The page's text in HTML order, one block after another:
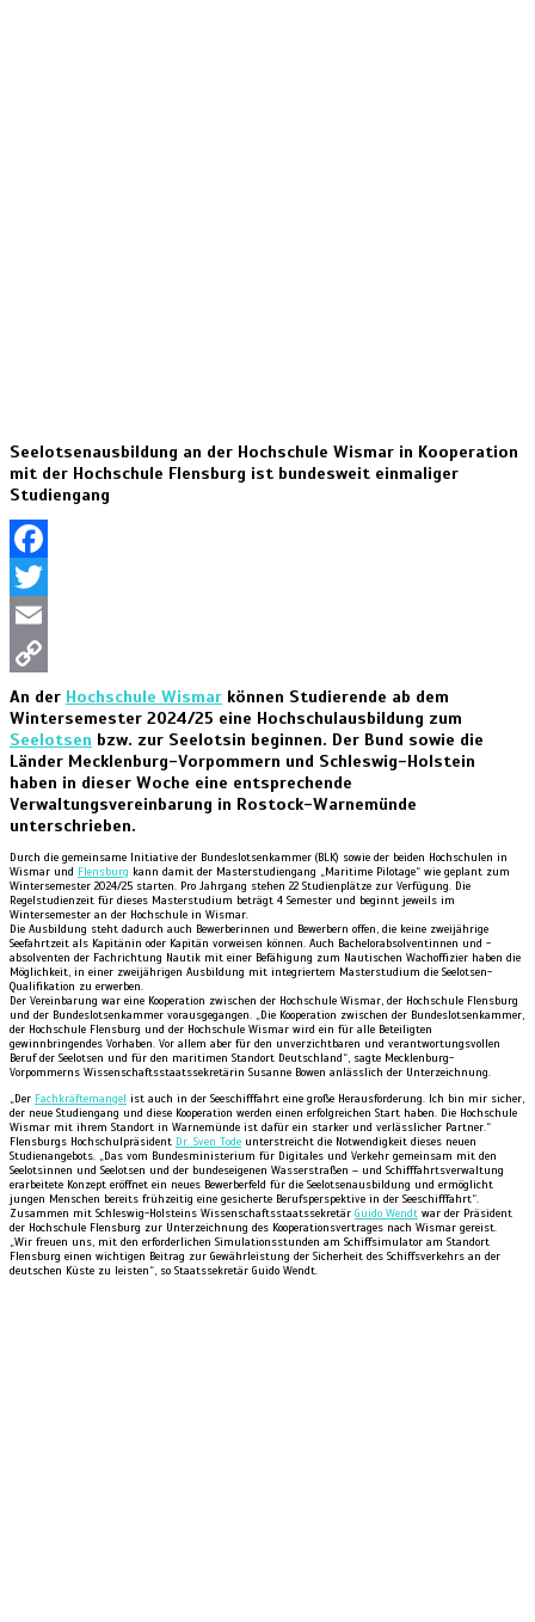
Seelotsenausbildung an der Hochschule Wismar in Kooperation
mit der Hochschule Flensburg ist bundesweit einmaliger
Studiengang
Facebook
Twitter
Email
Copy
An der Hochschule Wismar können Studierende ab dem
Wintersemester 2024/25 eine Hochschulausbildung zum
Seelotsen bzw. zur Seelotsin beginnen. Der Bund sowie die
Länder Mecklenburg-Vorpommern und Schleswig-Holstein
haben in dieser Woche eine entsprechende
Verwaltungsvereinbarung in Rostock-Warnemünde
unterschrieben.
Durch die gemeinsame Initiative der Bundeslotsenkammer (BLK) sowie der beiden Hochschulen in
Wismar und Flensburg kann damit der Masterstudiengang „Maritime Pilotage“ wie geplant zum
Wintersemester 2024/25 starten. Pro Jahrgang stehen 22 Studienplätze zur Verfügung. Die
Regelstudienzeit für dieses Masterstudium beträgt 4 Semester und beginnt jeweils im
Wintersemester an der Hochschule in Wismar.
Die Ausbildung steht dadurch auch Bewerberinnen und Bewerbern offen, die keine zweijährige
Seefahrtzeit als Kapitänin oder Kapitän vorweisen können. Auch Bachelorabsolventinnen und -
absolventen der Fachrichtung Nautik mit einer Befähigung zum Nautischen Wachoffizier haben die
Möglichkeit, in einer zweijährigen Ausbildung mit integriertem Masterstudium die Seelotsen-
Qualifikation zu erwerben.
Der Vereinbarung war eine Kooperation zwischen der Hochschule Wismar, der Hochschule Flensburg
und der Bundeslotsenkammer vorausgegangen. „Die Kooperation zwischen der Bundeslotsenkammer,
der Hochschule Flensburg und der Hochschule Wismar wird ein für alle Beteiligten
gewinnbringendes Vorhaben. Vor allem aber für den unverzichtbaren und verantwortungsvollen
Beruf der Seelotsen und für den maritimen Standort Deutschland“, sagte Mecklenburg-
Vorpommerns Wissenschaftsstaatssekretärin Susanne Bowen anlässlich der Unterzeichnung.
„Der Fachkräftemangel ist auch in der Seeschifffahrt eine große Herausforderung. Ich bin mir sicher,
der neue Studiengang und diese Kooperation werden einen erfolgreichen Start haben. Die Hochschule
Wismar mit ihrem Standort in Warnemünde ist dafür ein starker und verlässlicher Partner.“
Flensburgs Hochschulpräsident Dr. Sven Tode unterstreicht die Notwendigkeit dieses neuen
Studienangebots. „Das vom Bundesministerium für Digitales und Verkehr gemeinsam mit den
Seelotsinnen und Seelotsen und der bundeseigenen Wasserstraßen – und Schifffahrtsverwaltung
erarbeitete Konzept eröffnet ein neues Bewerberfeld für die Seelotsenausbildung und ermöglicht
jungen Menschen bereits frühzeitig eine gesicherte Berufsperspektive in der Seeschifffahrt“.
Zusammen mit Schleswig-Holsteins Wissenschaftsstaatssekretär Guido Wendt war der Präsident
der Hochschule Flensburg zur Unterzeichnung des Kooperationsvertrages nach Wismar gereist.
„Wir freuen uns, mit den erforderlichen Simulationsstunden am Schiffsimulator am Standort
Flensburg einen wichtigen Beitrag zur Gewährleistung der Sicherheit des Schiffsverkehrs an der
deutschen Küste zu leisten“, so Staatssekretär Guido Wendt.